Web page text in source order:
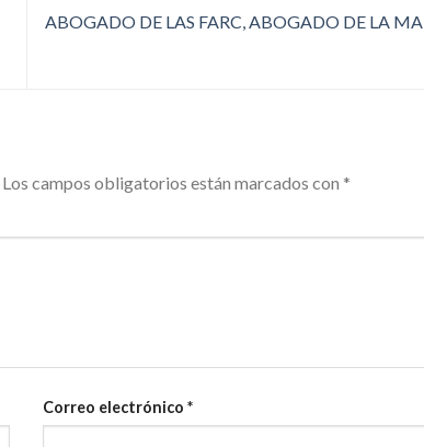
ABOGADO DE LAS FARC, ABOGADO DE LA
Los campos obligatorios están marcados con *
Correo electrónico*